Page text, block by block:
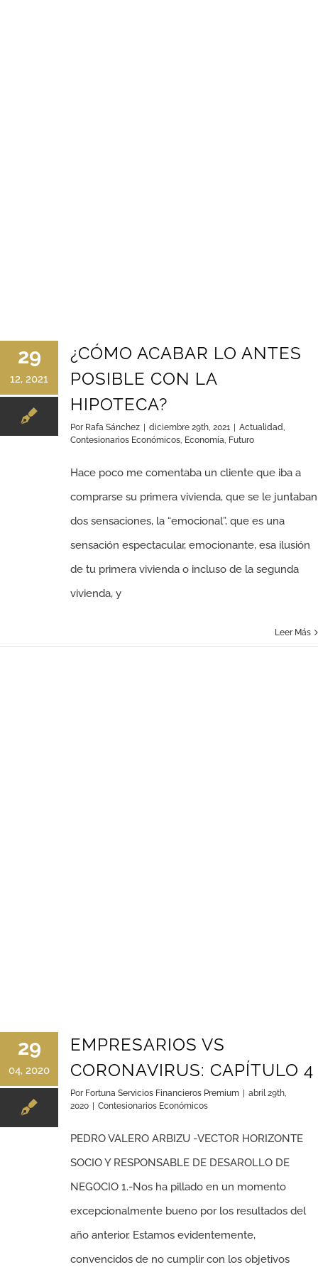
29
12, 2021
¿CÓMO ACABAR LO ANTES
POSIBLE CON LA
HIPOTECA?
Por Rafa Sánchez diciembre 29th, 2021 Actualidad,
Contesionarios Económicos, Economía, Futuro
Hace poco me comentaba un cliente que iba a
comprarse su primera vivienda, que se le juntaban
dos sensaciones, la “emocional”, que es una
sensación espectacular, emocionante, esa ilusión
de tu primera vivienda o incluso de la segunda
vivienda, y
Leer Más
29
04, 2020
EMPRESARIOS VS
CORONAVIRUS: CAPÍTULO 4
Por Fortuna Servicios Financieros Premium
abril 29th,
2020
Contesionarios Económicos
PEDRO VALERO ARBIZU -VECTOR HORIZONTE
SOCIO Y RESPONSABLE DE DESAROLLO DE
NEGOCIO 1.-Nos ha pillado en un momento
excepcionalmente bueno por los resultados del
año anterior. Estamos evidentemente,
convencidos de no cumplir con los objetivos